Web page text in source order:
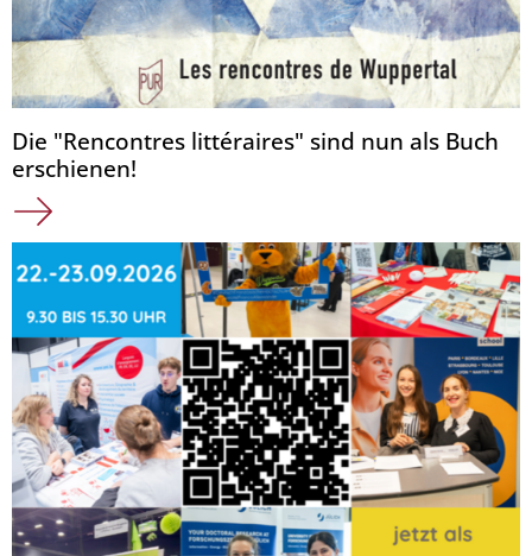
Die "Rencontres littéraires" sind nun als Buch
erschienen!